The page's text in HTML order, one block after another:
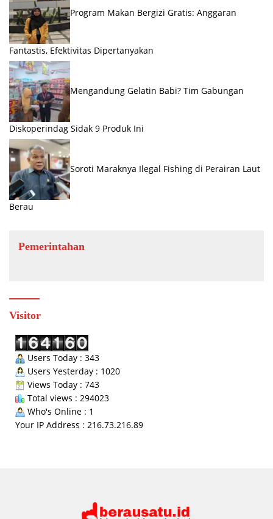
Program Makan Bergizi Gratis: Anggaran
Fantastis, Efektivitas Dipertanyakan
Mengandung Gelatin Babi? Tim Gabungan
Diskoperindag Sidak 9 Produk Ini
Soroti Maraknya Ilegal Fishing di Perairan Laut
Berau
Pemerintahan
Visitor
Users Today : 343
Users Yesterday : 1020
Views Today : 743
Total views : 294023
Who's Online : 1
Your IP Address : 216.73.216.89